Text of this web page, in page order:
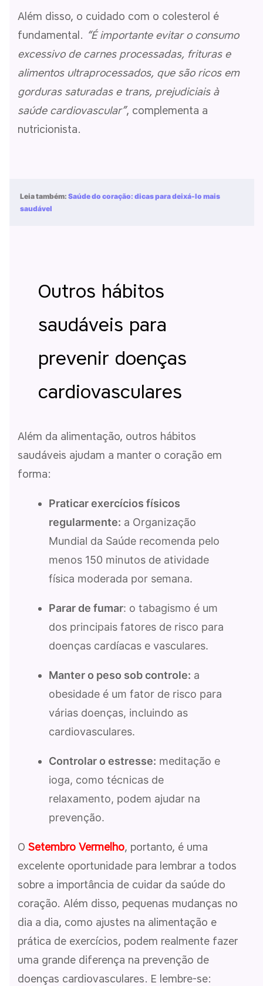
Além disso, o cuidado com o colesterol é
fundamental. “É importante evitar o consumo
excessivo de carnes processadas, frituras e
alimentos ultraprocessados, que são ricos em
gorduras saturadas e trans, prejudiciais à
saúde cardiovascular”, complementa a
nutricionista.
Leia também: Saúde do coração: dicas para deixá-lo mais
saudável
Outros hábitos
saudáveis para
prevenir doenças
cardiovasculares
Além da alimentação, outros hábitos
saudáveis ajudam a manter o coração em
forma:
Praticar exercícios físicos
regularmente: a Organização
Mundial da Saúde recomenda pelo
menos 150 minutos de atividade
física moderada por semana.
Parar de fumar: o tabagismo é um
dos principais fatores de risco para
doenças cardíacas e vasculares.
Manter o peso sob controle: a
obesidade é um fator de risco para
várias doenças, incluindo as
cardiovasculares.
Controlar o estresse: meditação e
ioga, como técnicas de
relaxamento, podem ajudar na
prevenção.
O Setembro Vermelho, portanto, é uma
excelente oportunidade para lembrar a todos
sobre a importância de cuidar da saúde do
coração. Além disso, pequenas mudanças no
dia a dia, como ajustes na alimentação e
prática de exercícios, podem realmente fazer
uma grande diferença na prevenção de
doenças cardiovasculares. E lembre-se: